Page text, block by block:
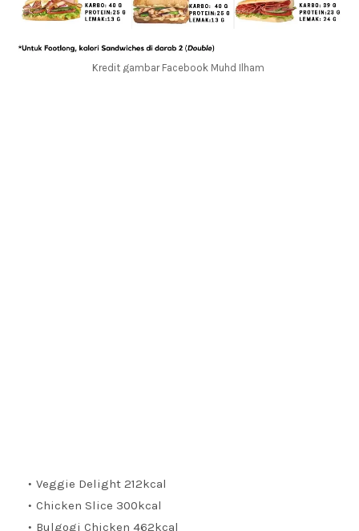
Kredit gambar Facebook Muhd Ilham
Veggie Delight 212kcal
Chicken Slice 300kcal
Bulgogi Chicken 462kcal